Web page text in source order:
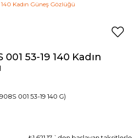
Kadın Güneş Gözlüğü
001 53-19 140 Kadın
001 53-19 140 G)